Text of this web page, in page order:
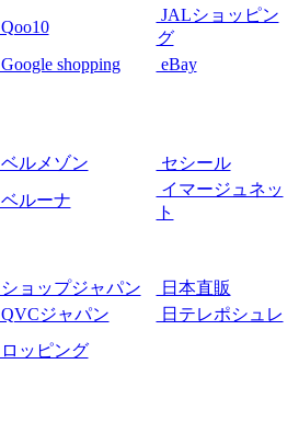
Qoo10
JALショッピン
グ
Google shopping
eBay
ベルメゾン
セシール
ベルーナ
イマージュネッ
ト
ショップジャパン
日本直販
QVCジャパン
日テレポシュレ
ロッピング